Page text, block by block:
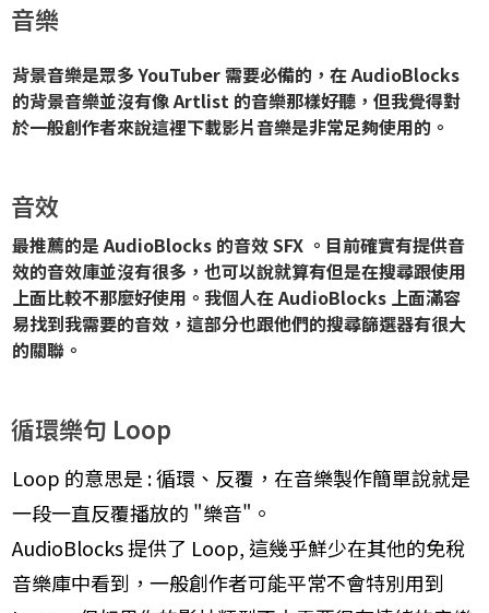
音樂
背景音樂是眾多 YouTuber 需要必備的，在 AudioBlocks
的背景音樂並沒有像 Artlist 的音樂那樣好聽，但我覺得對
於一般創作者來說這裡下載影片音樂是非常足夠使用的。
音效
​最推薦的是 AudioBlocks 的音效 SFX 。目前確實有提供音
效的音效庫並沒有很多，也可以說就算有但是在搜尋跟使用
上面比較不那麼好使用。我個人在 AudioBlocks 上面滿容
易找到我需要的音效，這部分也跟他們的搜尋篩選器有很大
的關聯。
循環樂句 Loop
Loop 的意思是 : 循環、反覆​，在音樂製作簡單說就是
一段一直反覆播放的 "樂音"。
AudioBlocks 提供了 Loop, 這幾乎鮮少在其他的免稅
音樂庫中看到，一般創作者可能平常不會特別用到